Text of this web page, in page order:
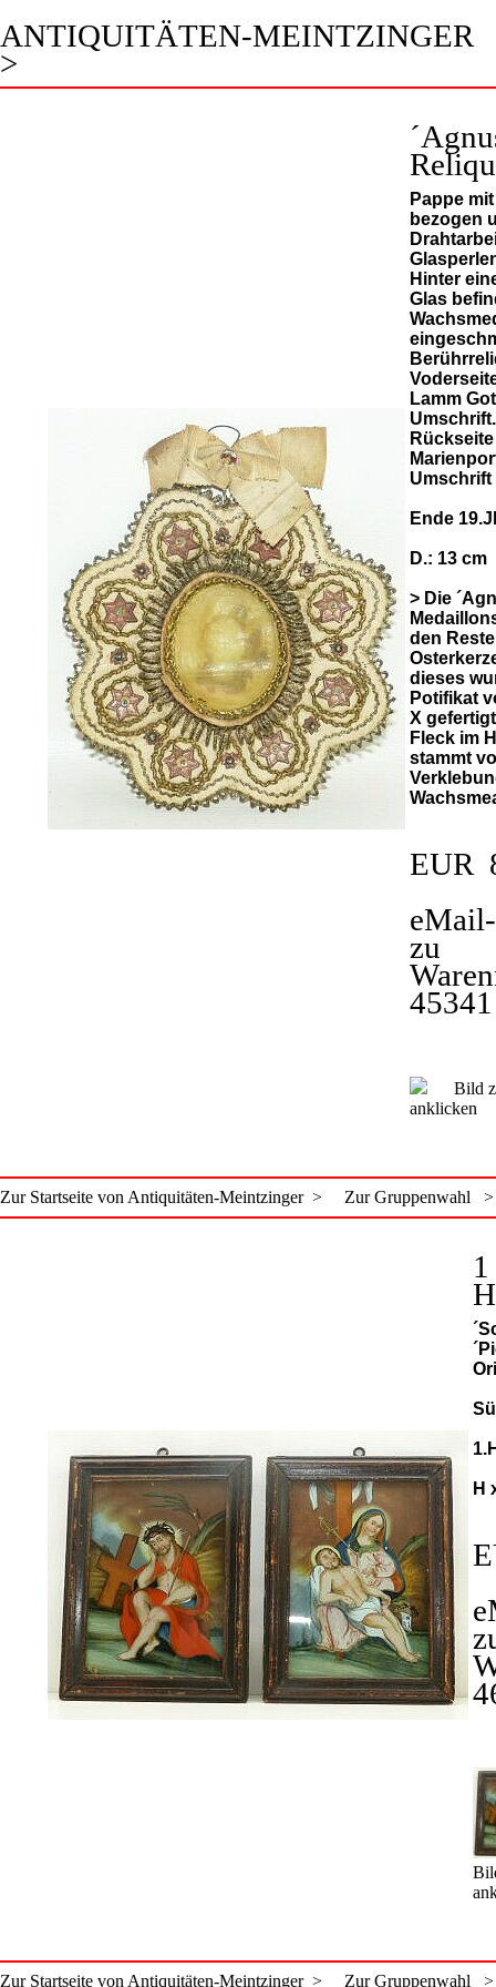
ANTIQUITÄTEN-MEINTZINGER
>
Pappe
bezogen
Hinter
Glas
Lamm
Umschrift.
Umschrift
Ende
D.: 13 cm
> Die
den
dieses
Potifikat
X
Fleck im
stammt
EUR
zu
45341
Bild
anklicken
Zur Startseite von Antiquitäten-Meintzinger > Zur Gruppenwahl >
H
Zur Startseite von Antiquitäten-Meintzinger > Zur Gruppenwahl >